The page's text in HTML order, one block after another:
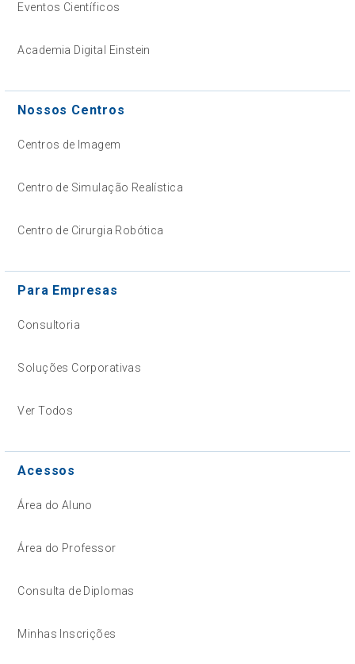
Eventos Científicos
Academia Digital Einstein
Nossos Centros
Centros de Imagem
Centro de Simulação Realística
Centro de Cirurgia Robótica
Para Empresas
Consultoria
Soluções Corporativas
Ver Todos
Acessos
Área do Aluno
Área do Professor
Consulta de Diplomas
Minhas Inscrições